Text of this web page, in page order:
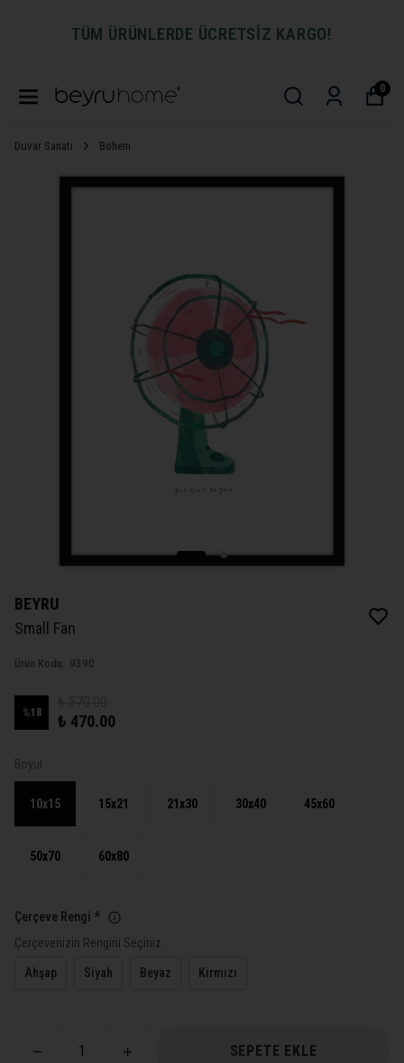
TÜM ÜRÜNLERDE ÜCRETSİZ KARGO!
0
Duvar Sanatı Bohem
BEYRU
Small Fan
Ürün Kodu: 9390
%18 ₺ 470.00
Boyut
10x15 15x21 21x30 30x40 45x60
50x70 60x80
Çerçeve Rengi *
Çerçevenizin Rengini Seçiniz.
Ahşap Siyah Beyaz Kırmızı
SEPETE EKLE